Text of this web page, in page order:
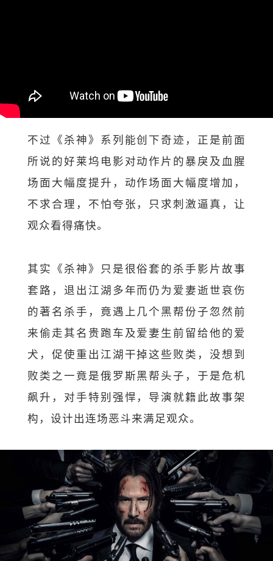
不过《杀神》系列能创下奇迹，正是前面
所说的好莱坞电影对动作片的暴戾及血腥
场面大幅度提升，动作场面大幅度增加，
不求合理，不怕夸张，只求刺激逼真，让
观众看得痛快。
其实《杀神》只是很俗套的杀手影片故事
套路，退出江湖多年而仍为爱妻逝世哀伤
的著名杀手，竟遇上几个黑帮份子忽然前
来偷走其名贵跑车及爱妻生前留给他的爱
犬，促使重出江湖干掉这些败类，没想到
败类之一竟是俄罗斯黑帮头子，于是危机
飙升，对手特别强悍，导演就籍此故事架
构，设计出连场恶斗来满足观众。